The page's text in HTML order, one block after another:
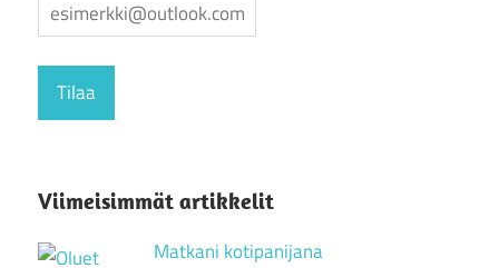
Viimeisimmät artikkelit
Matkani kotipanijana